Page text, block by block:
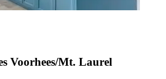
Voorhees/Mt. Laurel